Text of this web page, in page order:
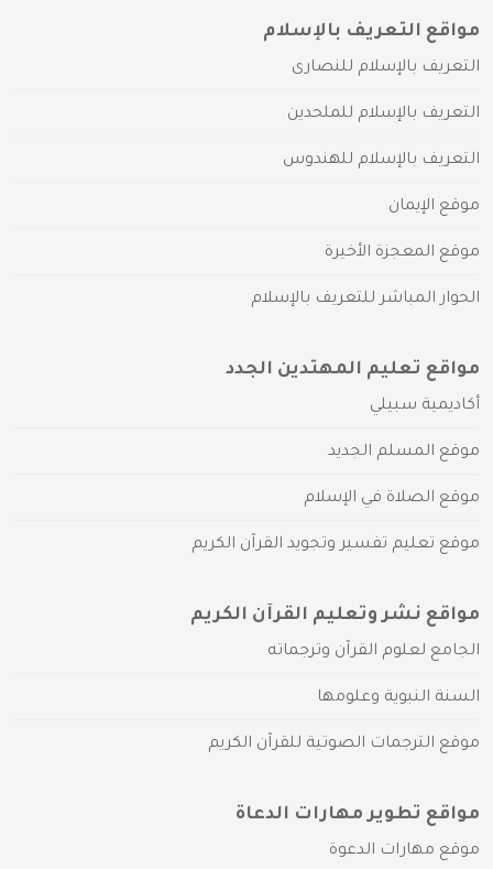
مواقع التعريف بالإسلام
التعريف بالإسلام للنصارى
التعريف بالإسلام للملحدين
التعريف بالإسلام للهندوس
موقع الإيمان
موقع المعجزة الأخيرة
الحوار المباشر للتعريف بالإسلام
مواقع تعليم المهتدين الجدد
أكاديمية سبيلي
موقع المسلم الجديد
موقع الصلاة في الإسلام
موقع تعليم تفسير وتجويد القرآن الكريم
مواقع نشر وتعليم القرآن الكريم
الجامع لعلوم القرآن وترجماته
السنة النبوية وعلومها
موقع الترجمات الصوتية للقرآن الكريم
مواقع تطوير مهارات الدعاة
موقع مهارات الدعوة